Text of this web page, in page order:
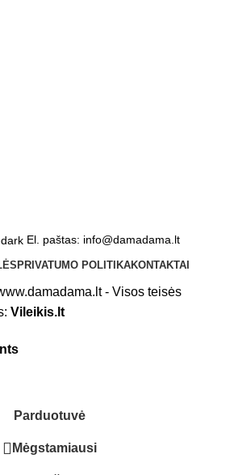
El. paštas: info@damadama.lt
PRIVATUMO POLITIKAKONTAKTAI
- Visos teisės
Vileikis.lt
Parduotuvė
Mėgstamiausi